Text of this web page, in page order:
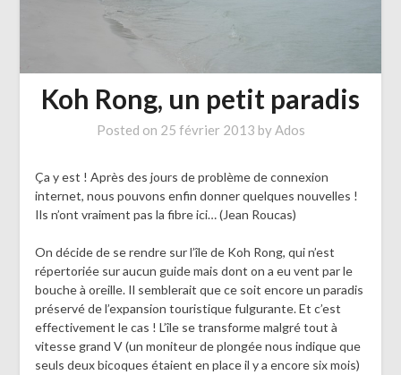
Koh Rong, un petit paradis
Posted on 25 février 2013 byAdos
Ça y est ! Après des jours de problème de connexion
internet, nous pouvons enfin donner quelques nouvelles !
Ils n’ont vraiment pas la fibre ici… (Jean Roucas)
On décide de se rendre sur l’île de Koh Rong, qui n’est
répertoriée sur aucun guide mais dont on a eu vent par le
bouche à oreille. Il semblerait que ce soit encore un paradis
préservé de l’expansion touristique fulgurante. Et c’est
effectivement le cas ! L’île se transforme malgré tout à
vitesse grand V (un moniteur de plongée nous indique que
seuls deux bicoques étaient en place il y a encore six mois)